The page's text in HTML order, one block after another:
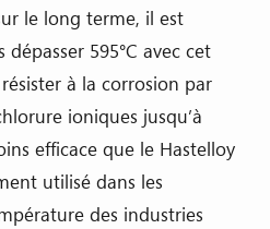
le long terme, il est
595°C avec cet
à la corrosion par
ioniques jusqu’à
efficace que le Hastelloy
utilisé dans les
des industries